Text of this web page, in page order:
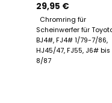
29,95 €
Chromring für
Scheinwerfer für
BJ4#, FJ4# 1/79-7/86,
HJ45/47, FJ55, J6# bis
8/87